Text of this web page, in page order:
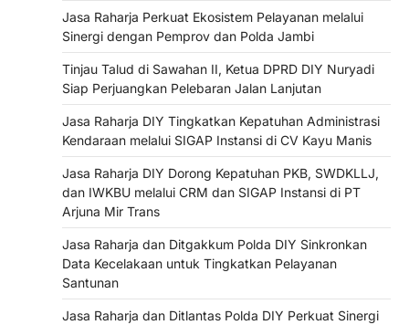
Jasa Raharja Perkuat Ekosistem Pelayanan melalui
Sinergi dengan Pemprov dan Polda Jambi
Tinjau Talud di Sawahan II, Ketua DPRD DIY Nuryadi
Siap Perjuangkan Pelebaran Jalan Lanjutan
Jasa Raharja DIY Tingkatkan Kepatuhan Administrasi
Kendaraan melalui SIGAP Instansi di CV Kayu Manis
Jasa Raharja DIY Dorong Kepatuhan PKB, SWDKLLJ,
dan IWKBU melalui CRM dan SIGAP Instansi di PT
Arjuna Mir Trans
Jasa Raharja dan Ditgakkum Polda DIY Sinkronkan
Data Kecelakaan untuk Tingkatkan Pelayanan
Santunan
Jasa Raharja dan Ditlantas Polda DIY Perkuat Sinergi